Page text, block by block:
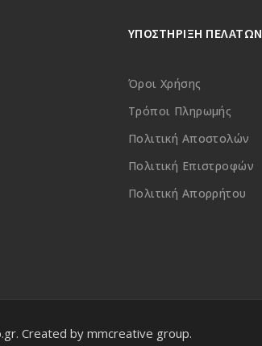
ΥΠΟΣΤΗΡΙΞΗ ΠΕΛΑΤΩΝ
Όροι Χρήσης
Τρόποι Πληρωμής
Πολιτική Αποστολών
Πολιτική Επιστροφών
Πολιτική Απορρήτου
Created by mmcreative group.